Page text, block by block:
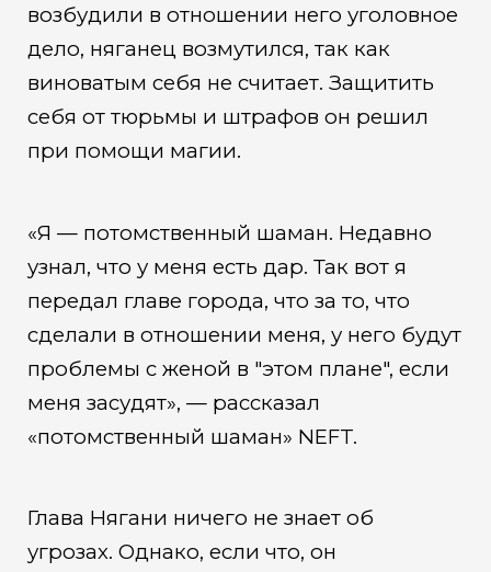
возбудили в отношении него уголовное
дело, няганец возмутился, так как
виноватым себя не считает. Защитить
себя от тюрьмы и штрафов он решил
при помощи магии.
«Я — потомственный шаман. Недавно
узнал, что у меня есть дар. Так вот я
передал главе города, что за то, что
сделали в отношении меня, у него будут
проблемы с женой в "этом плане", если
меня засудят», — рассказал
«потомственный шаман» NEFT.
Глава Нягани ничего не знает об
угрозах. Однако, если что, он